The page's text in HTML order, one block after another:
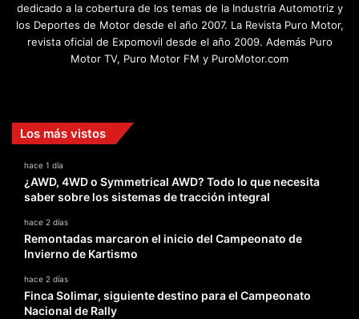
dedicado a la cobertura de los temas de la Industria Automotriz y
los Deportes de Motor desde el año 2007. La Revista Puro Motor,
revista oficial de Expomovil desde el año 2009. Además Puro
Motor TV, Puro Motor FM y PuroMotor.com
Los más vistos
hace 1 día
¿AWD, 4WD o Symmetrical AWD? Todo lo que necesita
saber sobre los sistemas de tracción integral
hace 2 días
Remontadas marcaron el inicio del Campeonato de
Invierno de Kartismo
hace 2 días
Finca Solimar, siguiente destino para el Campeonato
Nacional de Rally